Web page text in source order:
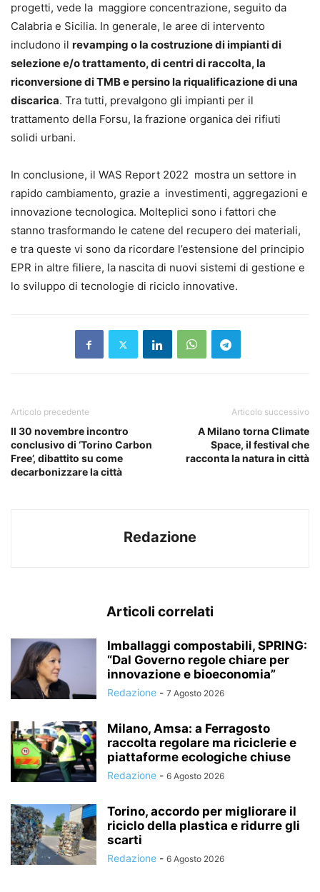
progetti, vede la maggiore concentrazione, seguito da
Calabria e Sicilia. In generale, le aree di intervento
includono il revamping o la costruzione di impianti di
selezione e/o trattamento, di centri di raccolta, la
riconversione di TMB e persino la riqualificazione di una
discarica. Tra tutti, prevalgono gli impianti per il
trattamento della Forsu, la frazione organica dei rifiuti
solidi urbani.
In conclusione, il WAS Report 2022 mostra un settore in
rapido cambiamento, grazie a investimenti, aggregazioni e
innovazione tecnologica. Molteplici sono i fattori che
stanno trasformando le catene del recupero dei materiali,
e tra queste vi sono da ricordare l’estensione del principio
EPR in altre filiere, la nascita di nuovi sistemi di gestione e
lo sviluppo di tecnologie di riciclo innovative.
Articolo precedente
Il 30 novembre incontro
conclusivo di ‘Torino Carbon
Free’, dibattito su come
decarbonizzare la città
Articolo successivo
A Milano torna Climate
Space, il festival che
racconta la natura in città
Redazione
Articoli correlati
Imballaggi compostabili, SPRING:
“Dal Governo regole chiare per
innovazione e bioeconomia”
Redazione - 7 Agosto 2026
Milano, Amsa: a Ferragosto
raccolta regolare ma riciclerie e
piattaforme ecologiche chiuse
Redazione - 6 Agosto 2026
Torino, accordo per migliorare il
riciclo della plastica e ridurre gli
scarti
Redazione - 6 Agosto 2026